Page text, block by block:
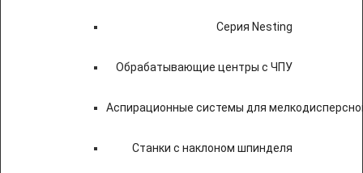
Серия Nesting
Обрабатывающие центры с ЧПУ
Аспирационные системы для
Станки с наклоном шпинделя